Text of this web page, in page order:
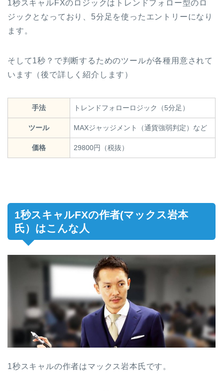
1秒スキャルFXのロジックはトレンドフォロー型のロ
ジックとなっており、5分足を使ったエントリーになり
ます。
そして1秒？で判断するためのツールが各種用意されて
います（後で詳しく紹介します）
手法 トレンドフォローロジック（5分足）
ツール MAXジャッジメント（通貨強弱判定）など
価格 29800円（税抜）
1秒スキャルFXの作者(マックス岩本
氏）はこんな人
1秒スキャルの作者はマックス岩本氏です。